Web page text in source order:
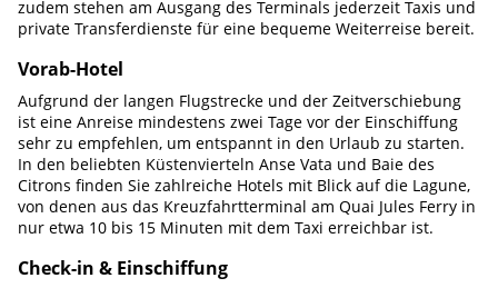
zudem stehen am Ausgang des Terminals jederzeit Taxis und
private Transferdienste für eine bequeme Weiterreise bereit.
Vorab-Hotel
Aufgrund der langen Flugstrecke und der Zeitverschiebung
ist eine Anreise mindestens zwei Tage vor der Einschiffung
sehr zu empfehlen, um entspannt in den Urlaub zu starten.
In den beliebten Küstenvierteln Anse Vata und Baie des
Citrons finden Sie zahlreiche Hotels mit Blick auf die Lagune,
von denen aus das Kreuzfahrtterminal am Quai Jules Ferry in
nur etwa 10 bis 15 Minuten mit dem Taxi erreichbar ist.
Check-in & Einschiffung